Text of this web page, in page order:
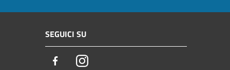
SEGUICI SU
FacebookInstagram